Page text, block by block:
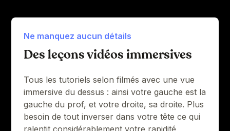
Ne manquez aucun détails
Des leçons vidéos immersives
Tous les tutoriels selon filmés avec une vue
immersive du dessus : ainsi votre gauche est la
gauche du prof, et votre droite, sa droite. Plus
besoin de tout inverser dans votre tête ce qui